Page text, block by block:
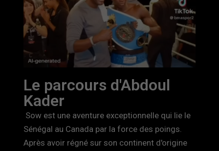
Le parcours d'Abdoul
Kader
Sow est une aventure exceptionnelle qui lie le
Sénégal au Canada par la force des poings.
Après avoir régné sur son continent d'origine